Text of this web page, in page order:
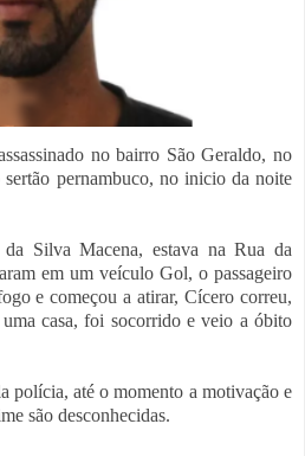
no bairro São Geraldo, no
pernambuco, no inicio da noite
Silva Macena, estava na Rua da
em um veículo Gol, o passageiro
e começou a atirar, Cícero correu,
casa, foi socorrido e veio a óbito
polícia, até o momento a motivação e
são desconhecidas.